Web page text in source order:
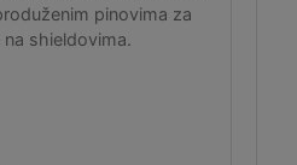
pinovima za
na shieldovima.